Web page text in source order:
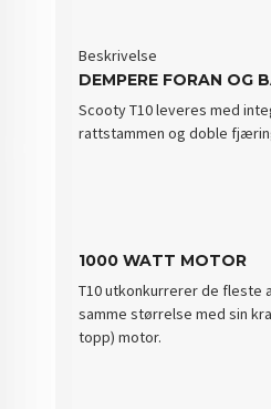
Beskrivelse
DEMPERE FORAN OG
Scooty T10 leveres med
rattstammen og doble
1000 WATT MOTOR
T10 utkonkurrerer de fleste
samme størrelse med sin
topp) motor.